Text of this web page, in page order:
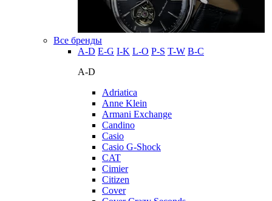
Все бренды
A-D E-G I-K L-O P-S T-W В-С
A-D
Adriatica
Anne Klein
Armani Exchange
Candino
Casio
Casio G-Shock
CAT
Cimier
Citizen
Cover